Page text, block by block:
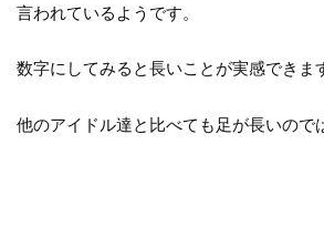
言われているようです。
数字にしてみると長いことが実感できま
他のアイドル達と比べても足が長いので